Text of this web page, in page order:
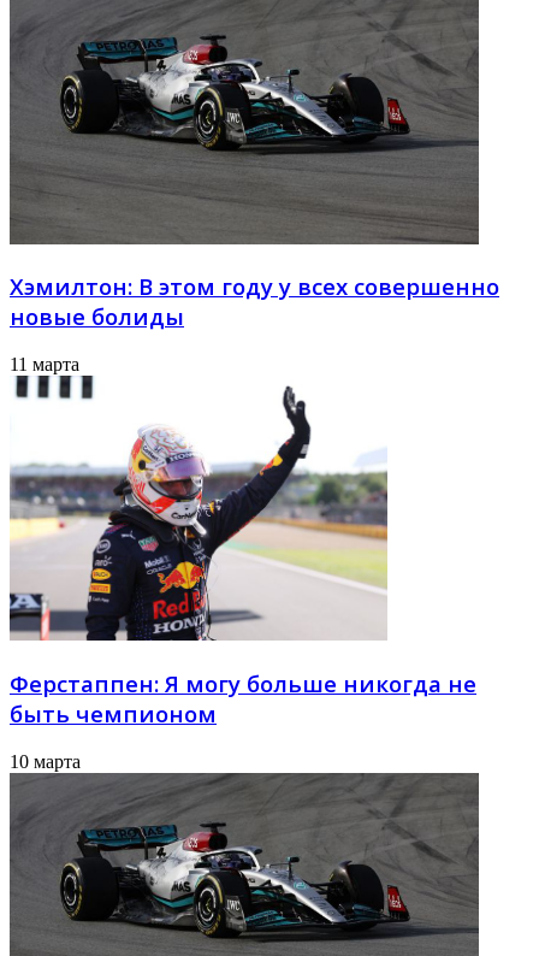
Хэмилтон: В этом году у всех совершенно
новые болиды
11 марта
Ферстаппен: Я могу больше никогда не
быть чемпионом
10 марта